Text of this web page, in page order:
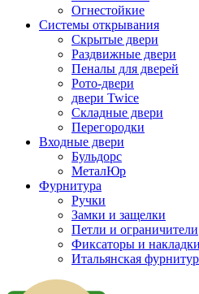
Огнестойкие
Системы открывания
Скрытые двери
Раздвижные двери
Пеналы для дверей
Рото-двери
двери Twice
Складные двери
Перегородки
Входные двери
Бульдорс
МеталЮр
Фурнитура
Ручки
Замки и защелки
Петли и ограничители
Фиксаторы и накладки
Итальянская